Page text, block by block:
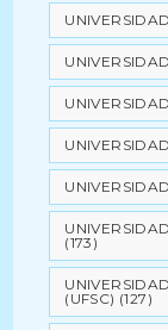
(173)
(UFSC) (127)